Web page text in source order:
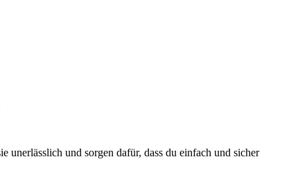
unerlässlich und sorgen dafür, dass du einfach und sicher